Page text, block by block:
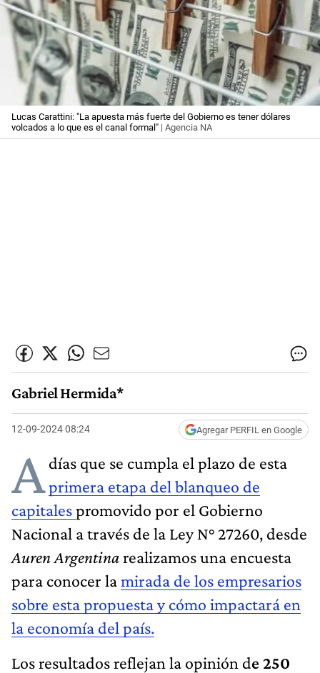
Lucas Carattini: "La apuesta más fuerte del Gobierno es tener dólares
volcados a lo que es el canal formal" | Agencia NA
Gabriel Hermida*
12-09-2024 08:24 Agregar PERFIL en Google
Adías que se cumpla el plazo de esta
primera etapa del blanqueo de
capitalespromovido por el Gobierno
Nacional a través de la Ley N° 27260, desde
Auren Argentinarealizamos una encuesta
para conocer lamirada de los empresarios
sobre esta propuesta y cómo impactará en
la economía del país.
Los resultados reflejan la opinión de 250